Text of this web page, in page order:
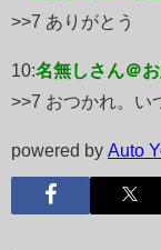
>>7 ありがとう
10:名無しさん＠
>>7 おつかれ。い
powered by Auto